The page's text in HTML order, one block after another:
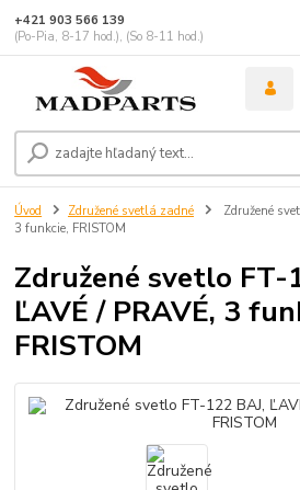
+421 903 566 139
(Po-Pia, 8-17 hod.), (So 8-11 hod.)
Úvod Združené svetlá zadné
Združené
3 funkcie, FRISTOM
Združené svetlo FT-
ĽAVÉ / PRAVÉ, 3
FRISTOM